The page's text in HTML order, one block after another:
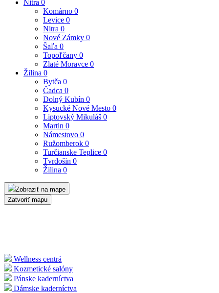
Nitra 0
Komárno 0
Levice 0
Nitra 0
Nové Zámky 0
Šaľa 0
Topoľčany 0
Zlaté Moravce 0
Žilina 0
Bytča 0
Čadca 0
Dolný Kubín 0
Kysucké Nové Mesto 0
Liptovský Mikuláš 0
Martin 0
Námestovo 0
Ružomberok 0
Turčianske Teplice 0
Tvrdošín 0
Žilina 0
Zobraziť na mape
Zatvoriť mapu
Wellness centrá
Kozmetické salóny
Pánske kaderníctva
Dámske kaderníctva